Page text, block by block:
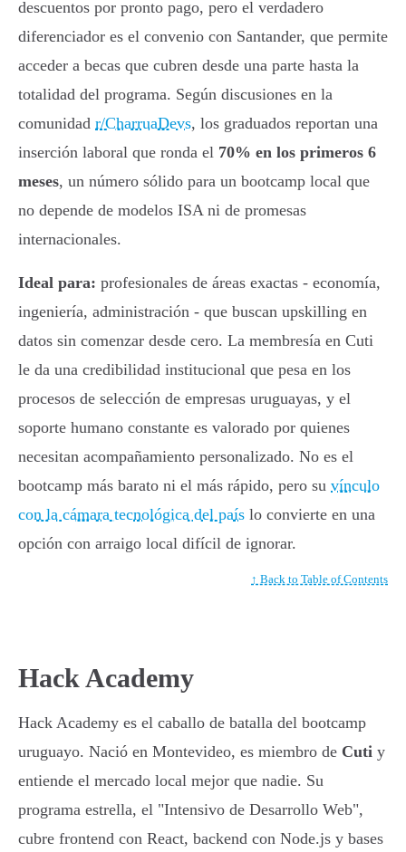
descuentos por pronto pago, pero el verdadero
diferenciador es el convenio con Santander, que permite
acceder a becas que cubren desde una parte hasta la
totalidad del programa. Según discusiones en la
comunidad r/CharruaDevs, los graduados reportan una
inserción laboral que ronda el 70% en los primeros 6
meses, un número sólido para un bootcamp local que
no depende de modelos ISA ni de promesas
internacionales.
Ideal para: profesionales de áreas exactas - economía,
ingeniería, administración - que buscan upskilling en
datos sin comenzar desde cero. La membresía en Cuti
le da una credibilidad institucional que pesa en los
procesos de selección de empresas uruguayas, y el
soporte humano constante es valorado por quienes
necesitan acompañamiento personalizado. No es el
bootcamp más barato ni el más rápido, pero su vínculo
con la cámara tecnológica del país lo convierte en una
opción con arraigo local difícil de ignorar.
↑ Back to Table of Contents
Hack Academy
Hack Academy es el caballo de batalla del bootcamp
uruguayo. Nació en Montevideo, es miembro de Cuti y
entiende el mercado local mejor que nadie. Su
programa estrella, el "Intensivo de Desarrollo Web",
cubre frontend con React, backend con Node.js y bases